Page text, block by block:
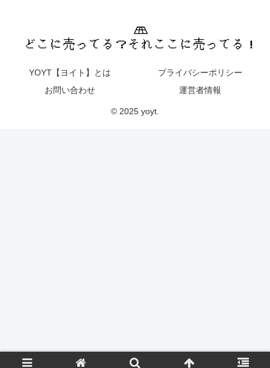
YOYT【ヨイト】とは
プライバシーポリシー
お問い合わせ
運営者情報
© 2025 yoyt.